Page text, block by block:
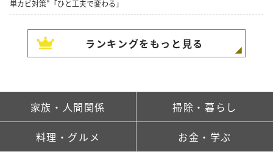
単カビ対策"「ひと工夫で変わる」
ランキングをもっと見る
家族・人間関係 掃除・暮らし
料理・グルメ お金・学ぶ